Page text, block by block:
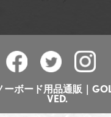
ボード用品通販｜
VED.